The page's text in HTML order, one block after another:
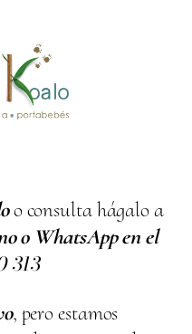
o consulta hágalo a
o WhatsApp en el
313
, pero estamos